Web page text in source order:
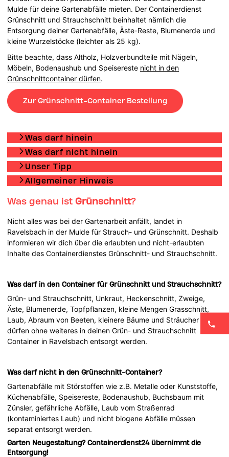
Mulde für deine Gartenabfälle mieten. Der Containerdienst
Grünschnitt und Strauchschnitt beinhaltet nämlich die
Entsorgung deiner Gartenabfälle, Äste-Reste, Blumenerde und
kleine Wurzelstöcke (leichter als 25 kg).
Bitte beachte, dass Altholz, Holzverbundteile mit Nägeln,
Möbeln, Bodenaushub und Speisereste nicht in den
Grünschnittcontainer dürfen.
Zur Grünschnitt-Container Bestellung
Was darf hinein
Was darf nicht hinein
Unser Tipp
Allgemeiner Hinweis
Was genau istGrünschnitt?
Nicht alles was bei der Gartenarbeit anfällt, landet in
Ravelsbach in der Mulde für Strauch- und Grünschnitt. Deshalb
informieren wir dich über die erlaubten und nicht-erlaubten
Inhalte des Containerdienstes Grünschnitt- und Strauchschnitt.
Was darf in den Container für Grünschnitt und Strauchschnitt?
Grün- und Strauchschnitt, Unkraut, Heckenschnitt, Zweige,
Äste, Blumenerde, Topfpflanzen, kleine Mengen Grasschnitt,
Laub, Abraum von Beeten, kleinere Bäume und Sträucher
dürfen ohne weiteres in deinen Grün- und Strauchschnitt
Container in Ravelsbach entsorgt werden.
Was darf nicht in den Grünschnitt-Container?
Gartenabfälle mit Störstoffen wie z.B. Metalle oder Kunststoffe,
Küchenabfälle, Speisereste, Bodenaushub, Buchsbaum mit
Zünsler, gefährliche Abfälle, Laub vom Straßenrad
(kontaminiertes Laub) und nicht biogene Abfälle müssen
separat entsorgt werden.
Garten Neugestaltung? Containerdienst24 übernimmt die
Entsorgung!